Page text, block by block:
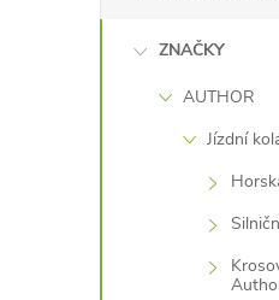
ZNAČKY
AUTHOR
Jízdní